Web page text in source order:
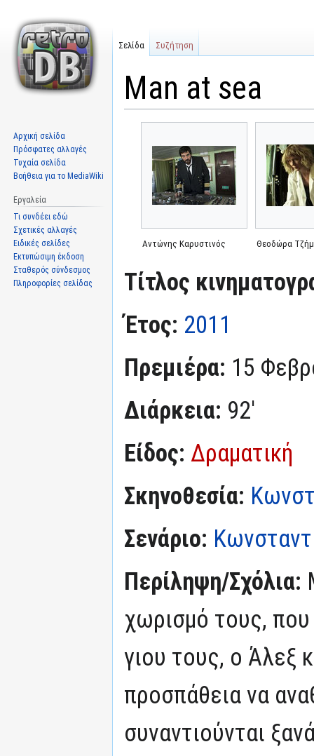
Man at sea
πλοήγηση
αναζήτηση
Αντώνης Καρυστινός Θεοδώρα
Τίτλος
Έτος: 2011
Πρεμιέρα: 15
Διάρκεια: 92'
Είδος: Δραματική
Σκηνοθεσία:
Σενάριο:
Περίληψη/Σχόλια:
χωρισμό τους,
γιου τους, ο Άλεξ
προσπάθεια να
συναντιούνται
Σελίδα Συζήτηση
Αρχική σελίδα
Πρόσφατες αλλαγές
Τυχαία σελίδα
Βοήθεια για το MediaWiki
Εργαλεία
Τι συνδέει εδώ
Σχετικές αλλαγές
Ειδικές σελίδες
Εκτυπώσιμη έκδοση
Σταθερός σύνδεσμος
Πληροφορίες σελίδας